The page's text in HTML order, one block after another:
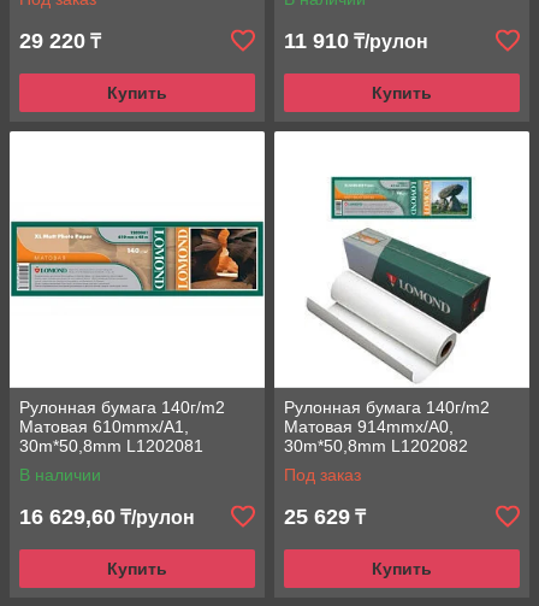
29 220 ₸
Купить
печать
11 910 ₸/рулон
Купить
Рулонная бумага 140г/m2
Матовая 610mmx/A1,
30m*50,8mm L1202081
Lomond струйная печать
В наличии
16 629,60 ₸/рулон
Купить
Рулонная бумага 140г/m2
Матовая 914mmx/A0,
30m*50,8mm L1202082
Lomond струйная печать
Под заказ
25 629 ₸
Купить